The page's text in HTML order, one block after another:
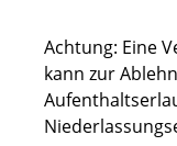
Achtung: Eine
kann zur